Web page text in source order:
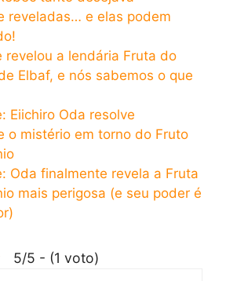
reveladas… e elas podem
revelou a lendária Fruta do
Elbaf, e nós sabemos o que
Eiichiro Oda resolve
o mistério em torno do Fruto
Oda finalmente revela a Fruta
mais perigosa (e seu poder é
5/5 - (1 voto)